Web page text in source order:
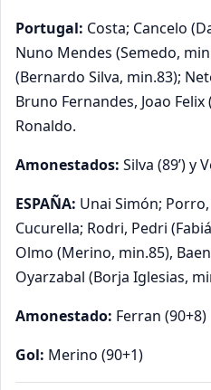
Portugal: Costa; Cancelo
Nuno Mendes (Semedo,
(Bernardo Silva, min.83);
Bruno Fernandes, Joao
Ronaldo.
Amonestados: Silva (89’) y
ESPAÑA: Unai Simón;
Cucurella; Rodri, Pedri
Olmo (Merino, min.85),
Oyarzabal (Borja Iglesias,
Amonestado: Ferran (90+8)
Gol: Merino (90+1)